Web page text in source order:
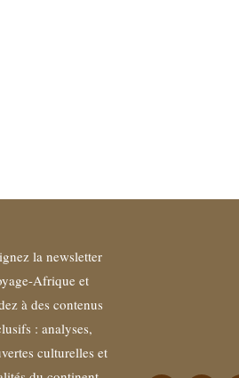
la newsletter
Afrique et
à des contenus
: analyses,
culturelles et